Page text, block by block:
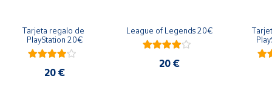
Tarjeta regalo de
PlayStation 20€
20 €
League of Legends 20€
20 €